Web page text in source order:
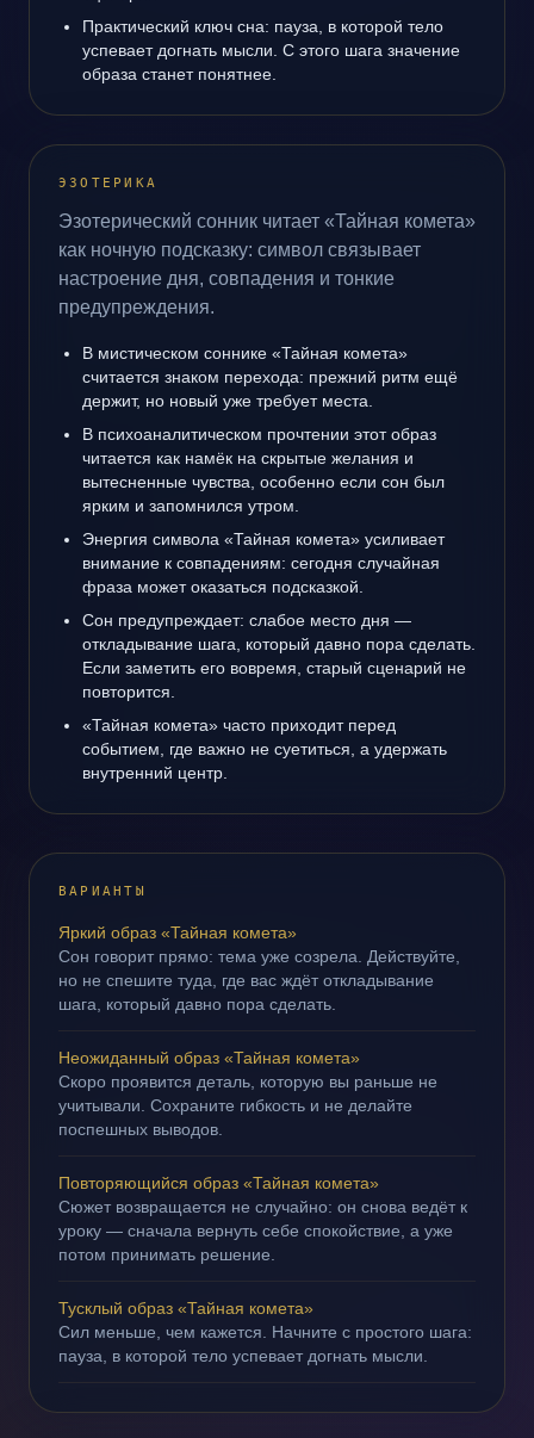
Практический ключ сна: пауза, в которой тело
успевает догнать мысли. С этого шага значение
образа станет понятнее.
ЭЗОТЕРИКА
Эзотерический сонник читает «Тайная комета»
как ночную подсказку: символ связывает
настроение дня, совпадения и тонкие
предупреждения.
В мистическом соннике «Тайная комета»
считается знаком перехода: прежний ритм ещё
держит, но новый уже требует места.
В психоаналитическом прочтении этот образ
читается как намёк на скрытые желания и
вытесненные чувства, особенно если сон был
ярким и запомнился утром.
Энергия символа «Тайная комета» усиливает
внимание к совпадениям: сегодня случайная
фраза может оказаться подсказкой.
Сон предупреждает: слабое место дня —
откладывание шага, который давно пора сделать.
Если заметить его вовремя, старый сценарий не
повторится.
«Тайная комета» часто приходит перед
событием, где важно не суетиться, а удержать
внутренний центр.
ВАРИАНТЫ
Яркий образ «Тайная комета»
Сон говорит прямо: тема уже созрела. Действуйте,
но не спешите туда, где вас ждёт откладывание
шага, который давно пора сделать.
Неожиданный образ «Тайная комета»
Скоро проявится деталь, которую вы раньше не
учитывали. Сохраните гибкость и не делайте
поспешных выводов.
Повторяющийся образ «Тайная комета»
Сюжет возвращается не случайно: он снова ведёт к
уроку — сначала вернуть себе спокойствие, а уже
потом принимать решение.
Тусклый образ «Тайная комета»
Сил меньше, чем кажется. Начните с простого шага:
пауза, в которой тело успевает догнать мысли.